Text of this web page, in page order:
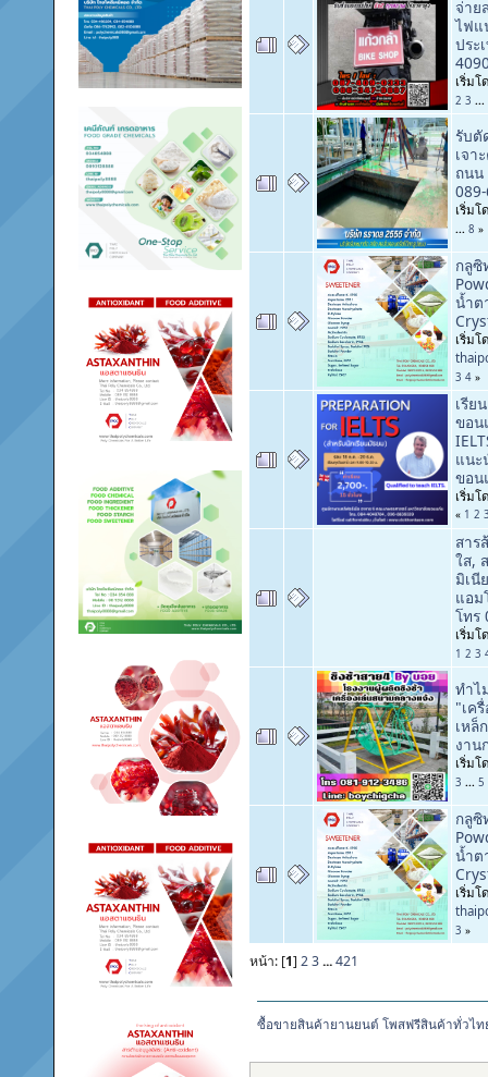
จ่าย
ไฟแ
ประ
เริ่ม
2 3 ...
รับตั
เจา
ถนน
เริ่ม
... 8 »
กลูซิ
น้ำต
เริ่มโ
3 4 »
เรีย
ขอน
แนะ
ขอน
เริ่ม
« 1 2
สาร
ใส,
มิเนี
แอม
โทร
เริ่ม
1 2 3
ทำไ
"เค
เหล็
งาน
เริ่ม
3 ... 5
กลูซิ
น้ำต
เริ่มโ
3 »
หน้า: [1] 23...421
ซื้อขายสินค้ายานยนต์ โพสฟรีสินค้าทั่วไท